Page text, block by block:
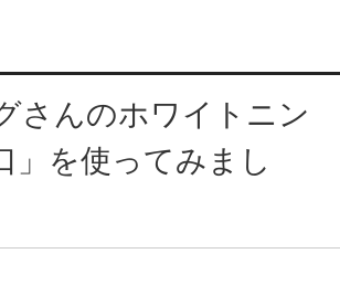
さんのホワイトニン
」を使ってみまし